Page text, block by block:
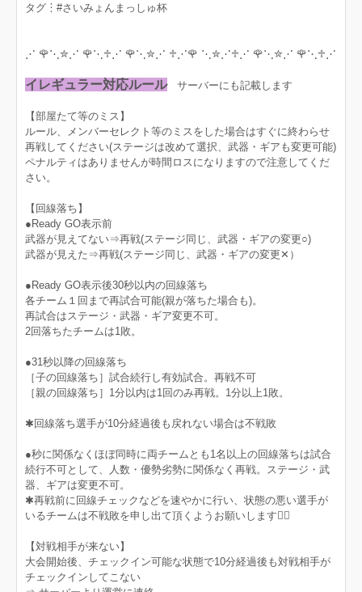
タグ︙#さいみょんまっしゅ杯
⋰ 🌹⋱✮⋰ 🌹⋱♱⋰ 🌹⋱✮⋰ ♱⋰🌹 ⋱✮⋰♱⋰ 🌹⋱✮⋰ 🌹⋱♱⋰
イレギュラー対応ルールサーバーにも記載します
【部屋たて等のミス】
ルール、メンバーセレクト等のミスをした場合はすぐに終わらせ
再戦してください(ステージは改めて選択、武器・ギアも変更可能)
ペナルティはありませんが時間ロスになりますので注意してくだ
さい。
【回線落ち】
●Ready GO表示前
武器が見えてない⇒再戦(ステージ同じ、武器・ギアの変更○)
武器が見えた⇒再戦(ステージ同じ、武器・ギアの変更✕）
●Ready GO表示後30秒以内の回線落ち
各チーム１回まで再試合可能(親が落ちた場合も)。
再試合はステージ・武器・ギア変更不可。
2回落ちたチームは1敗。
●31秒以降の回線落ち
［子の回線落ち］試合続行し有効試合。再戦不可
［親の回線落ち］1分以内は1回のみ再戦。1分以上1敗。
✱回線落ち選手が10分経過後も戻れない場合は不戦敗
●秒に関係なくほぼ同時に両チームとも1名以上の回線落ちは試合
続行不可として、人数・優勢劣勢に関係なく再戦。ステージ・武
器、ギアは変更不可。
✱再戦前に回線チェックなどを速やかに行い、状態の悪い選手が
いるチームは不戦敗を申し出て頂くようお願いします🙇‍♀
【対戦相手が来ない】
大会開始後、チェックイン可能な状態で10分経過後も対戦相手が
チェックインしてこない